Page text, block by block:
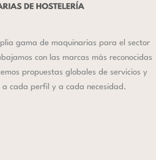
gama de maquinarias para el sector
con las marcas más reconocidas
propuestas globales de servicios y
cada perfil y a cada necesidad.